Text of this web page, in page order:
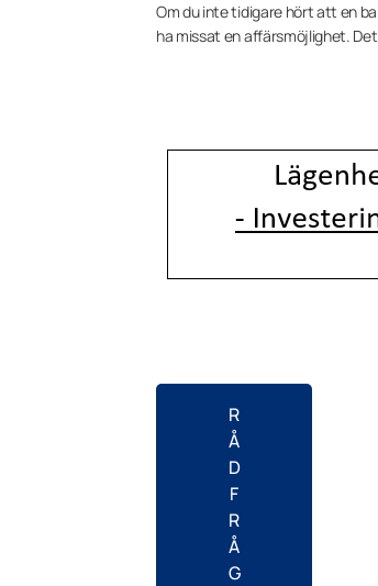
Om du inte tidigare hört att en
ha missat en affärsmöjlighet.
R
Å
D
F
R
Å
G